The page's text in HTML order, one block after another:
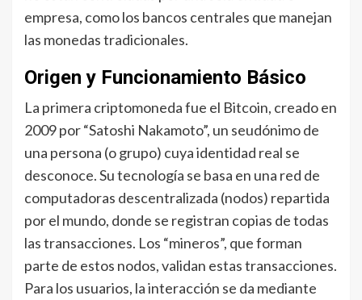
empresa, como los bancos centrales que manejan
las monedas tradicionales.
Origen y Funcionamiento Básico
La primera criptomoneda fue el Bitcoin, creado en
2009 por “Satoshi Nakamoto”, un seudónimo de
una persona (o grupo) cuya identidad real se
desconoce. Su tecnología se basa en una red de
computadoras descentralizada (nodos) repartida
por el mundo, donde se registran copias de todas
las transacciones. Los “mineros”, que forman
parte de estos nodos, validan estas transacciones.
Para los usuarios, la interacción se da mediante